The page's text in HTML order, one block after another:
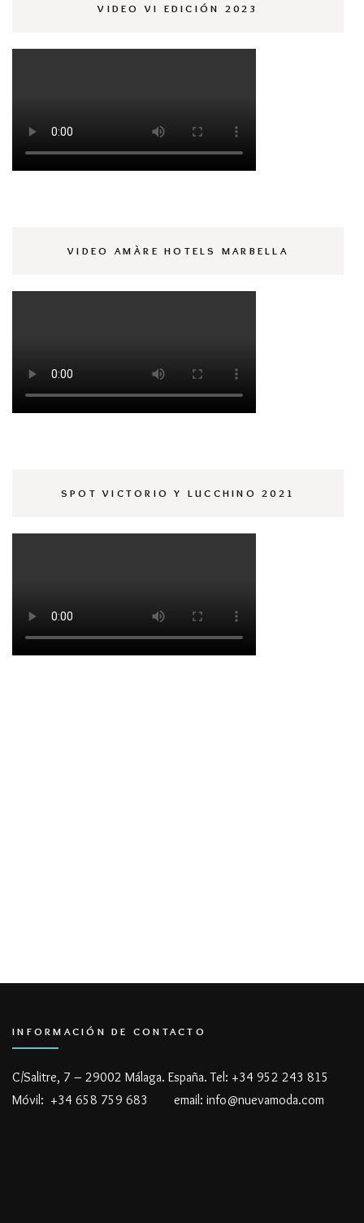
VIDEO VI EDICIÓN 2023
VIDEO AMÀRE HOTELS MARBELLA
SPOT VICTORIO Y LUCCHINO 2021
INFORMACIÓN DE CONTACTO
C/Salitre, 7 – 29002 Málaga. España. Tel: +34 952 243 815
Móvil: +34 658 759 683 email: info@nuevamoda.com